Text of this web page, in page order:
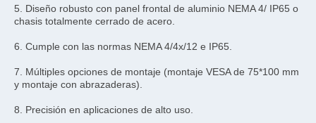
5. Diseño robusto con panel frontal de aluminio NEMA 4/ IP65 o
chasis totalmente cerrado de acero.
6. Cumple con las normas NEMA 4/4x/12 e IP65.
7. Múltiples opciones de montaje (montaje VESA de 75*100 mm
y montaje con abrazaderas).
8. Precisión en aplicaciones de alto uso.